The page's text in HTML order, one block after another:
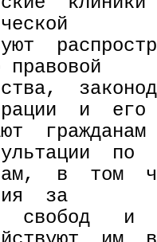
правовой
и  его
по
в  том
за
свобод   и